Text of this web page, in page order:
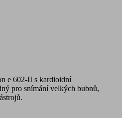
e 602-II s kardioidní
pro snímání velkých bubnů,